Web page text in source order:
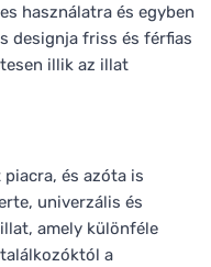
használatra és egyben
designja friss és férfias
illik az illat
és azóta is
univerzális és
amely különféle
a